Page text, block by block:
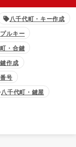
八千代町・キー作成
ルキー
・合鍵
作成
号
八千代町・鍵屋